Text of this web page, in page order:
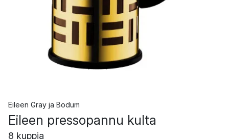
Eileen Gray ja Bodum
Eileen pressopannu kulta
8 kuppia